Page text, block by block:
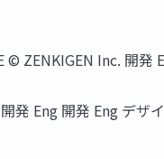
ZENKIGEN Inc. 開発
Eng 開発 Eng デザ